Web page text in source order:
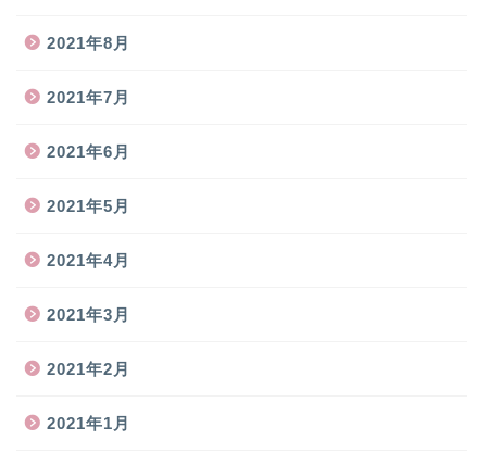
2021年8月
2021年7月
2021年6月
2021年5月
2021年4月
2021年3月
2021年2月
2021年1月